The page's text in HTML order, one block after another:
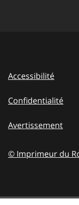
Accessibilité
Confidentialité
Avertissement
© Imprimeur du